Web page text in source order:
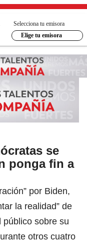
Selecciona tu emisora
Elige tu emisora
se
ponga fin a
por Biden,
la realidad” de
público sobre su
otros cuatro